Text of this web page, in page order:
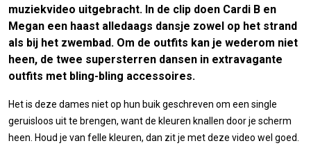
muziekvideo uitgebracht. In de clip doen Cardi B en
Megan een haast alledaags dansje zowel op het strand
als bij het zwembad. Om de outfits kan je wederom niet
heen, de twee supersterren dansen in extravagante
outfits met bling-bling accessoires.
Het is deze dames niet op hun buik geschreven om een single
geruisloos uit te brengen, want de kleuren knallen door je scherm
heen. Houd je van felle kleuren, dan zit je met deze video wel goed.